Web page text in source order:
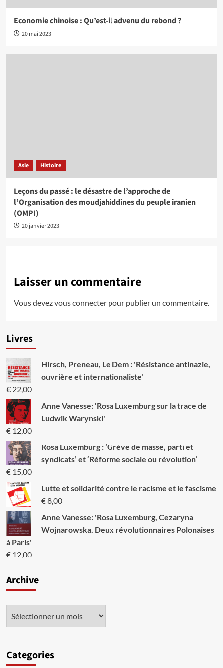
Economie chinoise : Qu’est-il advenu du rebond ?
20 mai 2023
Asie Histoire
Leçons du passé : le désastre de l’approche de
l’Organisation des moudjahiddines du peuple iranien
(OMPI)
20 janvier 2023
Laisser un commentaire
Vous devezvous connecterpour publier un commentaire.
Livres
Hirsch, Preneau, Le Dem : 'Résistance antinazie,
ouvrière et internationaliste'
€22,00
Anne Vanesse: 'Rosa Luxemburg sur la trace de
Ludwik Warynski'
€12,00
Rosa Luxemburg : ‘Grève de masse, parti et
syndicats’ et ‘Réforme sociale ou révolution’
€15,00
Lutte et solidarité contre le racisme et le fascisme
€8,00
Anne Vanesse: 'Rosa Luxemburg, Cezaryna
Wojnarowska. Deux révolutionnaires Polonaises
à Paris'
€12,00
Archive
Categories